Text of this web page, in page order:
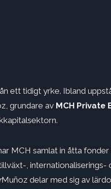
ett tidigt yrke. Ibland
grundare av MCH Private
MCH samlat in åtta
, internationaliserings-
Muñoz delar med sig av